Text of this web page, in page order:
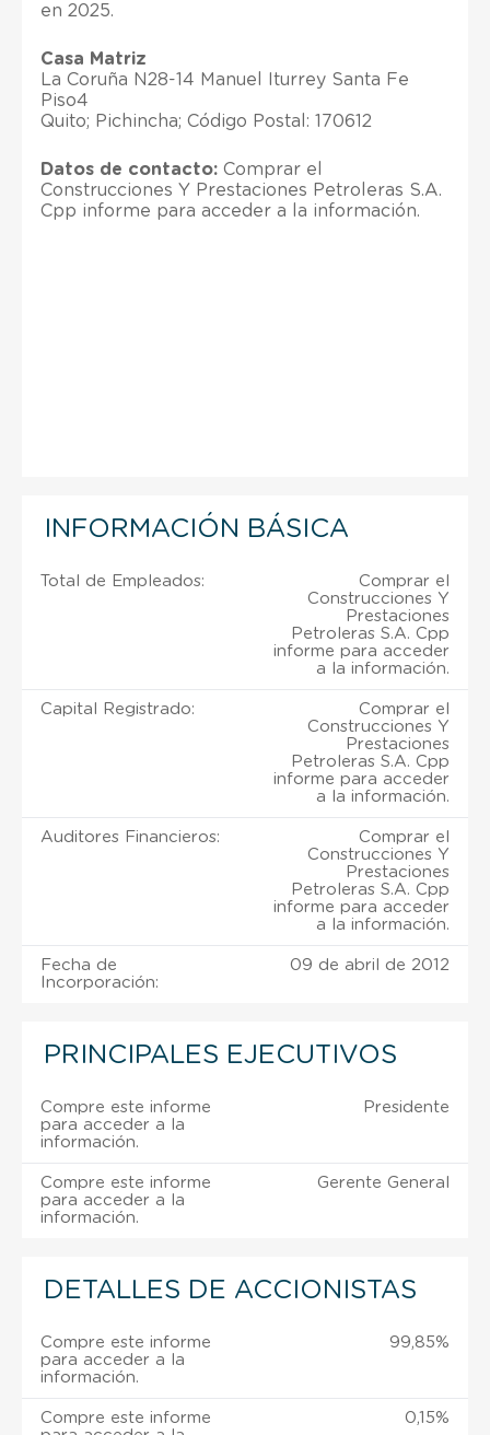
en 2025.
Casa Matriz
La Coruña N28-14 Manuel Iturrey Santa Fe
Piso4
Quito; Pichincha; Código Postal: 170612
Datos de contacto: Comprar el
Construcciones Y Prestaciones Petroleras S.A.
Cpp informe para acceder a la información.
INFORMACIÓN BÁSICA
Total de Empleados:
Comprar el
Construcciones Y
Prestaciones
Petroleras S.A. Cpp
informe para acceder
a la información.
Capital Registrado:
Comprar el
Construcciones Y
Prestaciones
Petroleras S.A. Cpp
informe para acceder
a la información.
Auditores Financieros:
Comprar el
Construcciones Y
Prestaciones
Petroleras S.A. Cpp
informe para acceder
a la información.
Fecha de
Incorporación:
09 de abril de 2012
PRINCIPALES EJECUTIVOS
Compre este informe
para acceder a la
información.
Presidente
Compre este informe
para acceder a la
información.
Gerente General
DETALLES DE ACCIONISTAS
Compre este informe
para acceder a la
información.
99,85%
Compre este informe
0,15%